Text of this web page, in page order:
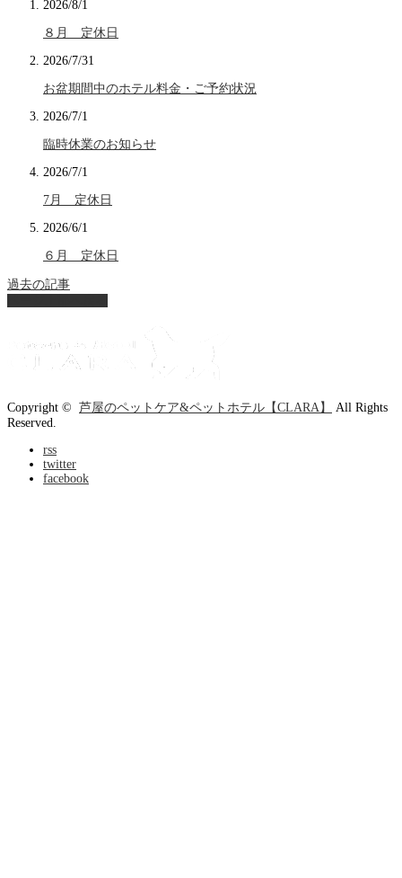
2026/8/1
８月 定休日
2026/7/31
お盆期間中のホテル料金・ご予約状況
2026/7/1
臨時休業のお知らせ
2026/7/1
7月 定休日
2026/6/1
６月 定休日
過去の記事
Copyright © 芦屋のペットケア&ペットホテル【CLARA】
All Rights
Reserved.
rss
twitter
facebook